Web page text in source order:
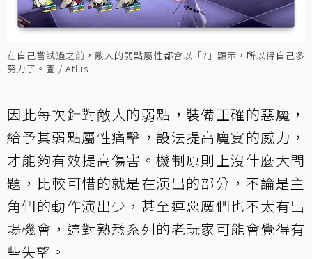
在自己嘗試過之前，敵人的弱點屬性都會以「?」顯示，所以得自己多
努力了。圖 / Atlus
因此每次針對敵人的弱點，裝備正確的惡魔，
給予其弱點屬性痛擊，設法提高魔宴的威力，
才能夠有效提高傷害。機制原則上沒什麼大問
題，比較可惜的就是在演出的部分，不論是主
角們的動作演出少，甚至連惡魔們也不太有出
場機會，這對熟悉系列的老玩家可能會覺得有
些失望。